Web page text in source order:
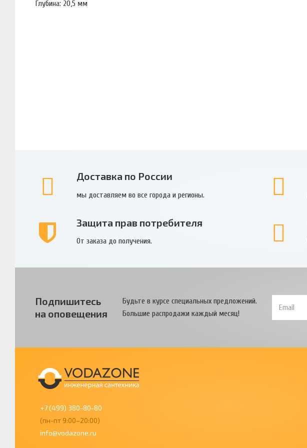
Глубина: 20,5 мм
Доставка по России
мы доставляем во все города и регионы.
Защита прав потребителя
От заказа до получения.
Подпишитесь
на оповещения
Будьте в курсе специальных предложений.
Большие распродажи каждый месяц!
+7 (499) 380-80-80
(пн-пт 9:00–20:00)
info@vodazone.ru